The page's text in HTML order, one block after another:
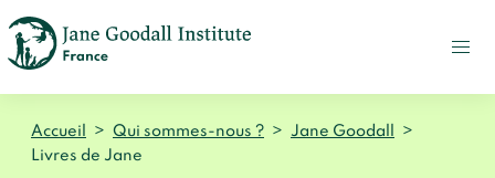
PRESSE
UN
Accueil > Qui sommes-nous ? > Jane Goodall
>
Livres de Jane